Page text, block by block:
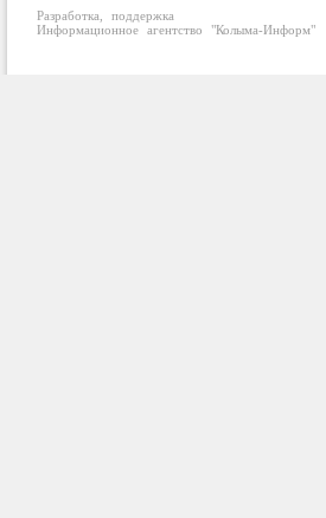
Разработка, поддержка
Информационное агентство "Колыма-Информ"